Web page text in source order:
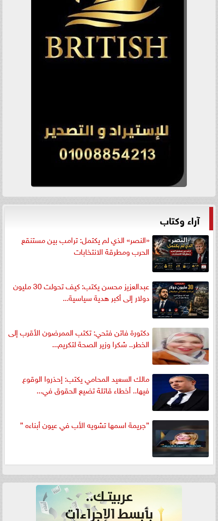
آراء وكتاب
«النصر» الذي لم يكتمل: ترامب بين مستنقع
الحرب ومطرقة الانتخابات
عبدالعزيز محسن يكتب: كيف تحولت 30 مليون
دولار إلى أكبر هدية سياسية...
دكتورة فاتن فتحي: تكتب الممرضون الأقرب إلى
الخطر.. شكرا وزير الصحة لتكريم...
مالك السعيد المحامي يكتب: إحذروا الوقوع
فيها.. أخطاء قاتلة تضيع الحقوق في...
”جريمة اسمها تشويه الأب في عيون أبناءه ”